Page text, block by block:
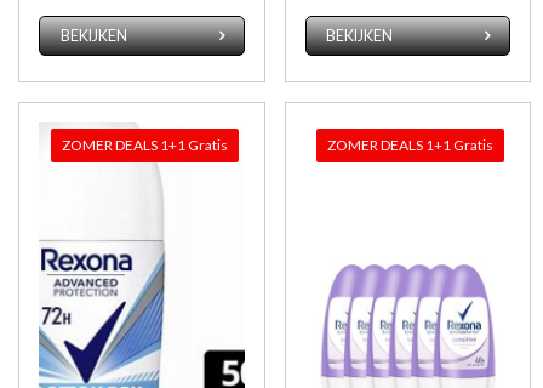
BEKIJKEN BEKIJKEN
ZOMER DEALS 1+1 Gratis ZOMER DEALS 1+1 Gratis